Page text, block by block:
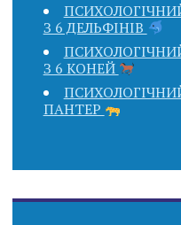
З 6 ДЕЛЬФІНІВ
З 6 КОНЕЙ
ПАНТЕР